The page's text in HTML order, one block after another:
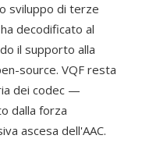
sviluppo di terze
ha decodificato al
il supporto alla
source. VQF resta
dei codec —
dalla forza
ascesa dell'AAC.